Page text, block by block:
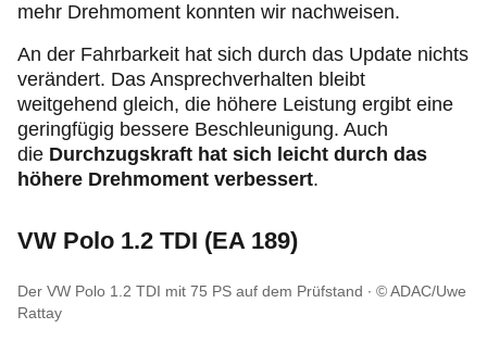
mehr Drehmoment konnten wir nachweisen.
An der Fahrbarkeit hat sich durch das Update nichts
verändert. Das Ansprechverhalten bleibt
weitgehend gleich, die höhere Leistung ergibt eine
geringfügig bessere Beschleunigung. Auch
die Durchzugskraft hat sich leicht durch das
höhere Drehmoment verbessert.
VW Polo 1.2 TDI (EA 189)
Der VW Polo 1.2 TDI mit 75 PS auf dem Prüfstand
© ADAC/Uwe
Rattay